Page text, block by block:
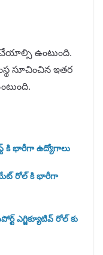
ఉంటుంది.
సూచించిన ఇతర
కి భారీగా ఉద్యోగాలు
రోల్ కి భారీగా
ఎగ్జిక్యూటివ్ రోల్ కు